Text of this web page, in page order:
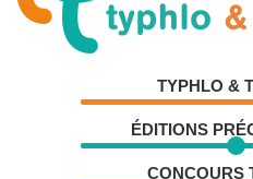
Aller
Aller
TYPHLO &
ÉDITIONS
CONCOURS